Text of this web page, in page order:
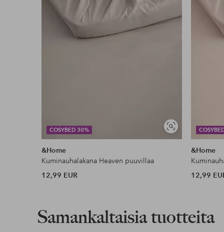
Ilmainen toimitus
Koskee yli 69 € normaalipaketteja
Lue lisää
COSYBED 30%
Näytä
samankaltaisia
&Home
Kuminauhalakana Heaven puuvillaa
12,99 EUR
&Home
12,99
Samankaltaisia tuotteita